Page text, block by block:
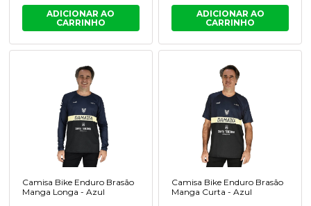
ADICIONAR AO
CARRINHO
ADICIONAR AO
CARRINHO
Camisa Bike Enduro Brasão
Manga Longa - Azul
Camisa Bike Enduro Brasão
Manga Curta - Azul